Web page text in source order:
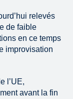
relevés
de faible
en ce temps
improvisation
l’UE,
avant la fin